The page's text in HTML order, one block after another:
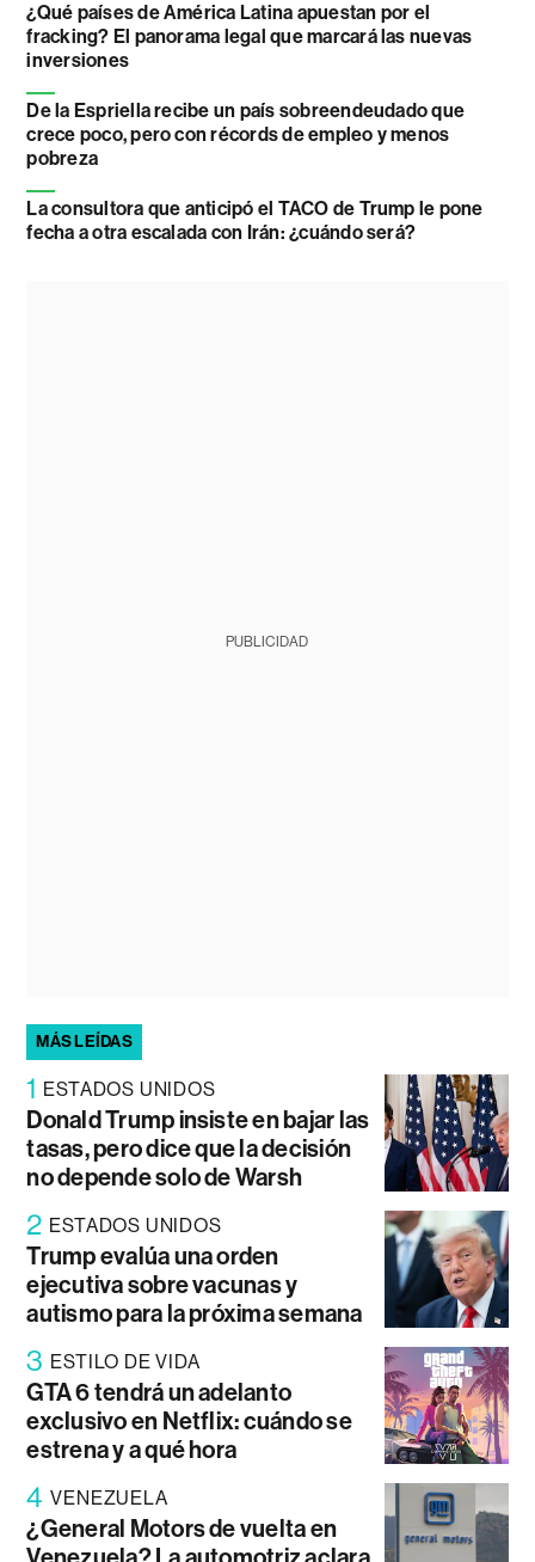
¿Qué países de América Latina apuestan por el
fracking? El panorama legal que marcará las nuevas
inversiones
De la Espriella recibe un país sobreendeudado que
crece poco, pero con récords de empleo y menos
pobreza
La consultora que anticipó el TACO de Trump le pone
fecha a otra escalada con Irán: ¿cuándo será?
PUBLICIDAD
MÁS LEÍDAS
1 ESTADOS UNIDOS
Donald Trump insiste en bajar las
tasas, pero dice que la decisión
no depende solo de Warsh
2 ESTADOS UNIDOS
Trump evalúa una orden
ejecutiva sobre vacunas y
autismo para la próxima semana
3 ESTILO DE VIDA
GTA 6 tendrá un adelanto
exclusivo en Netflix: cuándo se
estrena y a qué hora
4 VENEZUELA
¿General Motors de vuelta en